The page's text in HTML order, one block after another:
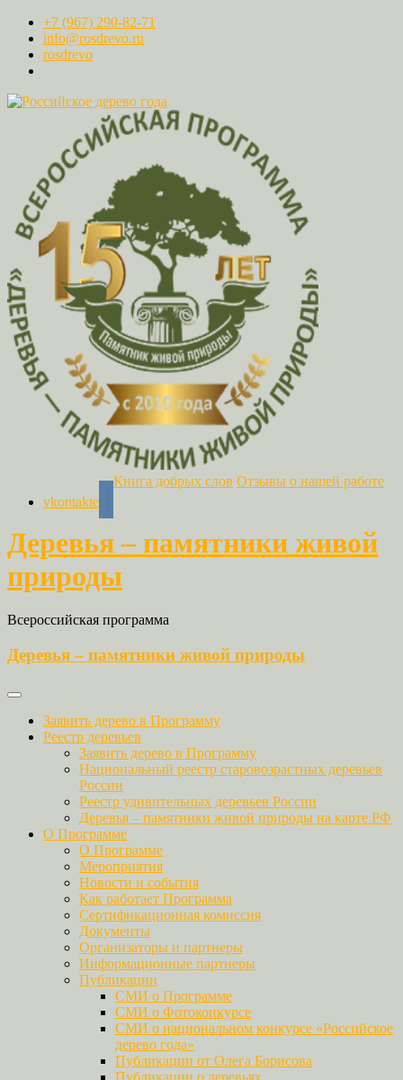
+7 (967) 290-82-71
info@rosdrevo.ru
rosdrevo
vkontakte
Книга добрых слов Отзывы о нашей работе
Деревья – памятники живой
природы
Всероссийская программа
Деревья – памятники живой природы
Заявить дерево в Программу
Реестр деревьев
Заявить дерево в Программу
Национальный реестр старовозрастных деревьев
России
Реестр удивительных деревьев России
Деревья – памятники живой природы на карте РФ
О Программе
О Программе
Мероприятия
Новости и события
Как работает Программа
Сертификационная комиссия
Документы
Организаторы и партнеры
Информационные партнеры
Публикации
СМИ о Программе
СМИ о Фотоконкурсе
СМИ о национальном конкурсе «Российское
дерево года»
Публикации от Олега Борисова
Публикации о деревьях